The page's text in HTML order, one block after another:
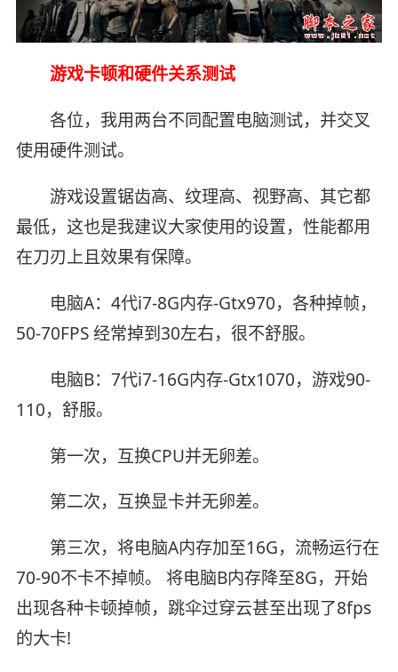
游戏卡顿和硬件关系测试
各位，我用两台不同配置电脑测试，并交叉
使用硬件测试。
游戏设置锯齿高、纹理高、视野高、其它都
最低，这也是我建议大家使用的设置，性能都用
在刀刃上且效果有保障。
电脑A：4代i7-8G内存-Gtx970，各种掉帧，
50-70FPS 经常掉到30左右，很不舒服。
电脑B：7代i7-16G内存-Gtx1070，游戏90-
110，舒服。
第一次，互换CPU并无卵差。
第二次，互换显卡并无卵差。
第三次，将电脑A内存加至16G，流畅运行在
70-90不卡不掉帧。 将电脑B内存降至8G，开始
出现各种卡顿掉帧，跳伞过穿云甚至出现了8fps
的大卡!